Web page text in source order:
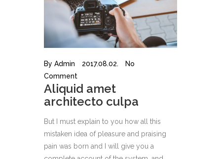
By Admin 2017.08.02.
No
Comment
Aliquid amet
architecto culpa
But I must explain to you how all this
mistaken idea of pleasure and praising
pain was born and I will give you a